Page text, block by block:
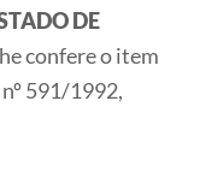
DE
confere o item
591/1992,